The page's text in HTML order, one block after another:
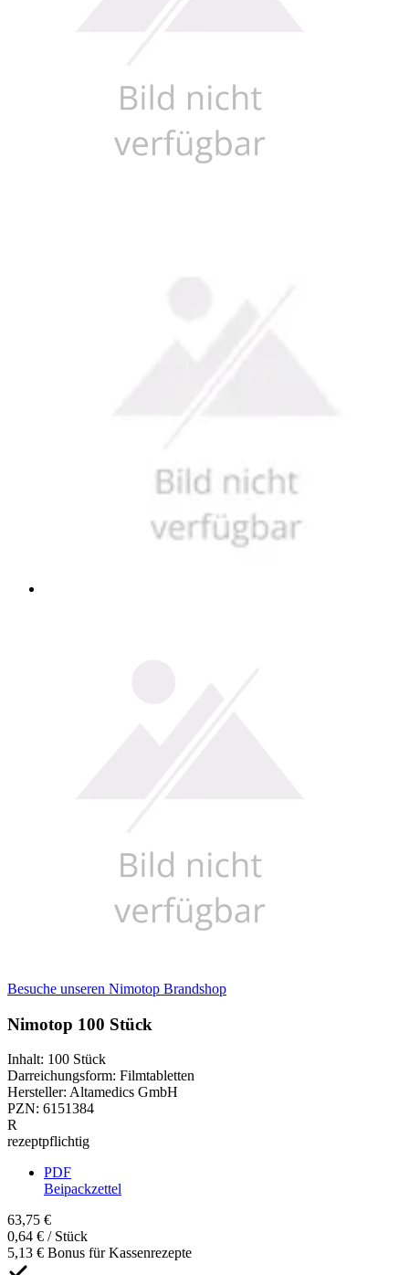
Besuche unseren Nimotop Brandshop
Nimotop 100 Stück
Inhalt: 100 Stück
Darreichungsform: Filmtabletten
Hersteller: Altamedics GmbH
PZN: 6151384
R
rezeptpflichtig
PDF
Beipackzettel
63,75 €
0,64 € / Stück
5,13 € Bonus für Kassenrezepte